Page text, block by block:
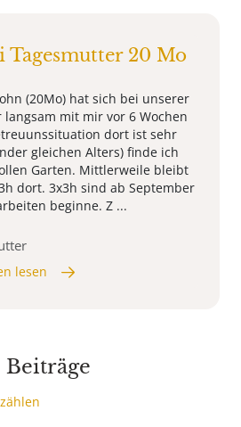
Tagesmutter 20 Mo
(20Mo) hat sich bei unserer
mit mir vor 6 Wochen
dort ist sehr
gleichen Alters) finde ich
Garten. Mittlerweile bleibt
dort. 3x3h sind ab September
beginne. Z ...
lesen
Beiträge